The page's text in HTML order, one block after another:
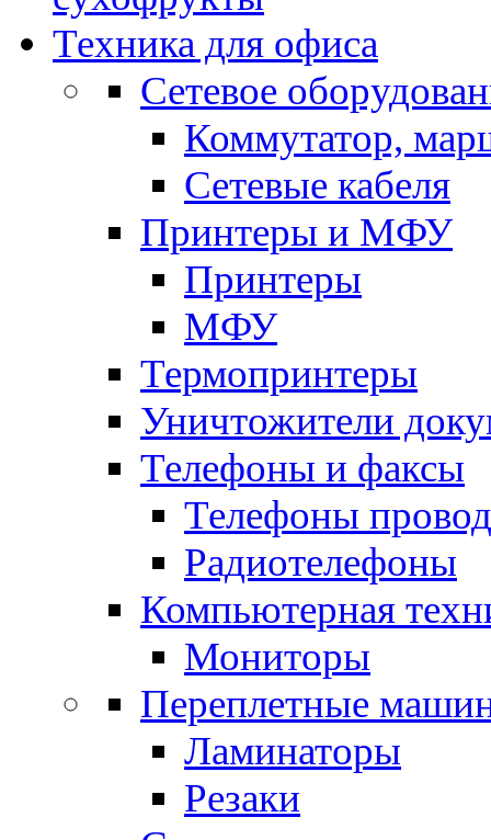
Техника для офиса
Сетевое
Коммутатор,
Сетевые кабеля
Принтеры и МФУ
Принтеры
МФУ
Термопринтеры
Уничтожители
Телефоны и факсы
Телефоны
Радиотелефоны
Компьютерная
Мониторы
Переплетные
Ламинаторы
Резаки